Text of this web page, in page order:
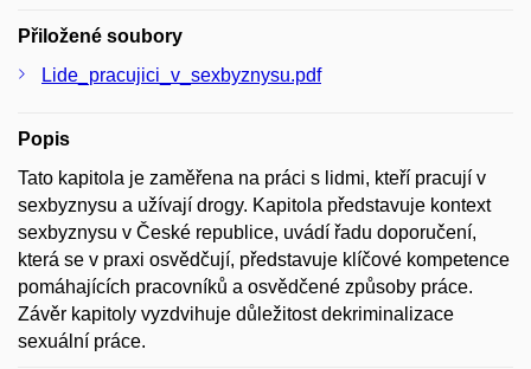
Přiložené soubory
Lide_pracujici_v_sexbyznysu.pdf
Popis
Tato kapitola je zaměřena na práci s lidmi, kteří pracují v
sexbyznysu a užívají drogy. Kapitola představuje kontext
sexbyznysu v České republice, uvádí řadu doporučení,
která se v praxi osvědčují, představuje klíčové kompetence
pomáhajících pracovníků a osvědčené způsoby práce.
Závěr kapitoly vyzdvihuje důležitost dekriminalizace
sexuální práce.